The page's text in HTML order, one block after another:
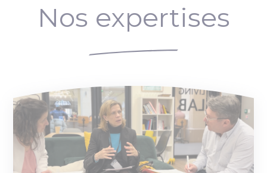
Nos expertises